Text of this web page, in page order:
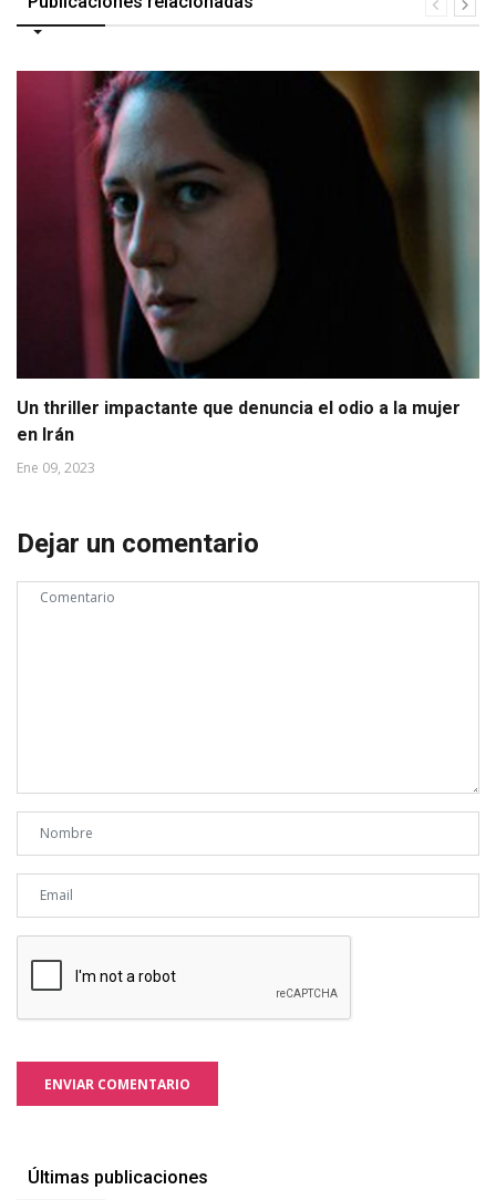
Un thriller impactante que denuncia el odio a la mujer
en Irán
Ene 09, 2023
Dejar un comentario
ENVIAR COMENTARIO
Últimas publicaciones